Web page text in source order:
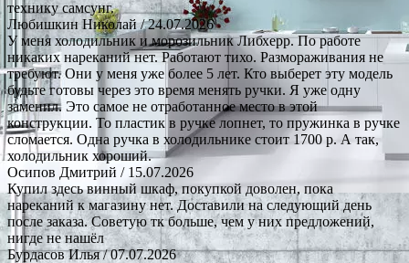
технику самсунг.
Любишкин Николай/ 24.07.2026
У меня холодильник и морозильник Либхерр. По работе
никаких нареканий нет. Работают тихо. Размораживания не
требуют. Они у меня уже более 5 лет. Кто выберет эту модель
будьте готовы через это время менять ручки. Я уже одну
заменил. Это самое не отработанное место в этой
конструкции. То пластик в ручке лопнет, то пружинка в ручке
сломается. Одна ручка в холодильнике стоит 1700 р. А так,
холодильник хороший.
Осипов Дмитрий / 15.07.2026
Купил здесь винный шкаф, покупкой доволен, пока
нареканий к магазину нет. Доставили на следующий день
после заказа. Советую тк больше, чем у них предложений,
нигде не нашёл
Бурдасов Илья/ 07.07.2026